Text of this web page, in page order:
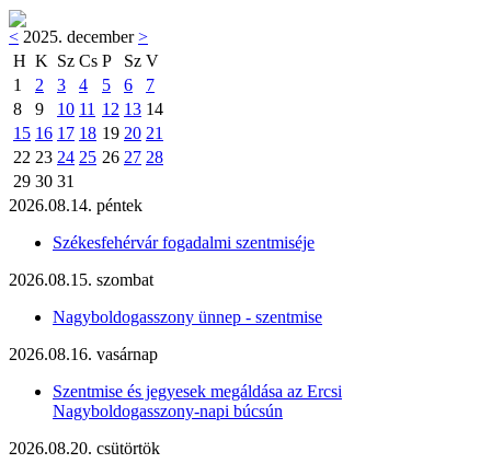
< 2025. december>
H K Sz Cs P Sz V
1
2 3 4 5 6
7
8
9 10 11 12 13 14
15 16 17 18 19 20 21
22 23 24 25 26 27 28
29 30 31
2026.08.14. péntek
Székesfehérvár fogadalmi szentmiséje
2026.08.15. szombat
Nagyboldogasszony ünnep - szentmise
2026.08.16. vasárnap
Szentmise és jegyesek megáldása az Ercsi
Nagyboldogasszony-napi búcsún
2026.08.20. csütörtök